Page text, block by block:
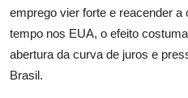
emprego vier forte e reacender
tempo nos EUA, o efeito
abertura da curva de juros e
Brasil.